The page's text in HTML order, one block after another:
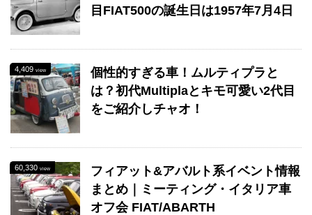
目FIAT500の誕生日は1957年7月4日
4,409 view
個性的すぎる車！ムルティプラと
は？初代Multiplaとキモ可愛い2代目
をご紹介しチャオ！
60,330 view
フィアット&アバルト系イベント情報
まとめ｜ミーティング・イタリア車
オフ会 FIAT/ABARTH